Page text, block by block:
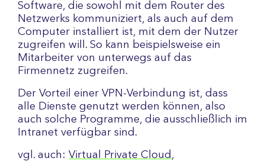
Software, die sowohl mit dem Router des
Netzwerks kommuniziert, als auch auf dem
Computer installiert ist, mit dem der Nutzer
zugreifen will. So kann beispielsweise ein
Mitarbeiter von unterwegs auf das
Firmennetz zugreifen.
Der Vorteil einer VPN-Verbindung ist, dass
alle Dienste genutzt werden können, also
auch solche Programme, die ausschließlich im
Intranet verfügbar sind.
vgl. auch: Virtual Private Cloud ,